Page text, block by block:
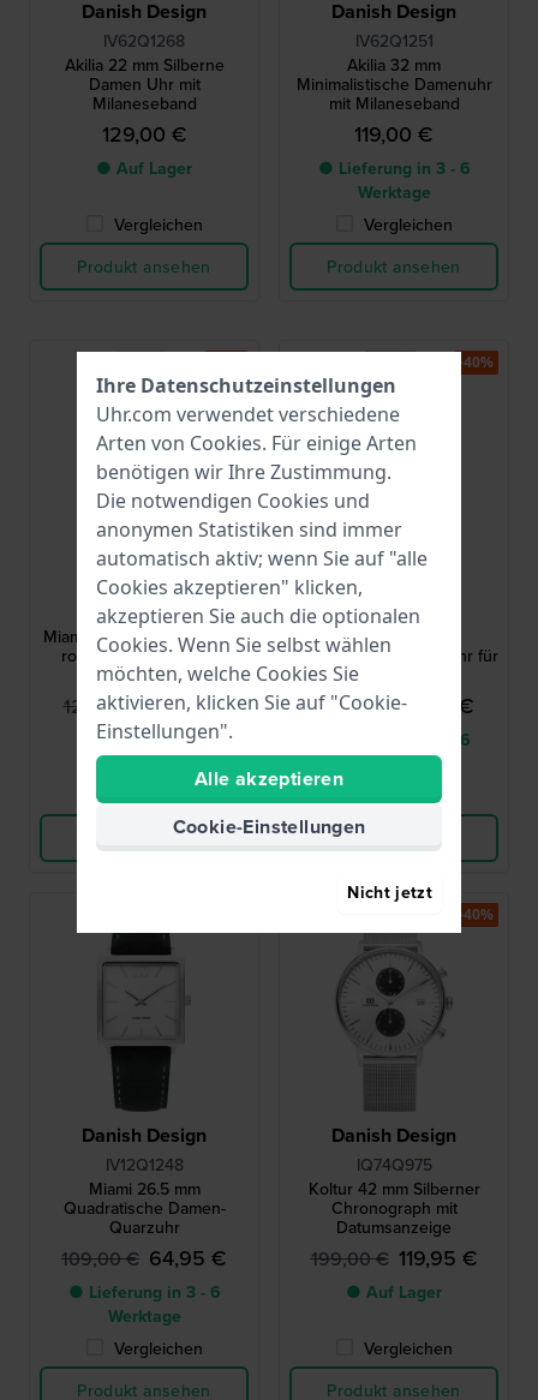
Danish Design
IV62Q1268
Akilia 22 mm Silberne
Damen Uhr mit
Milaneseband
129,00 €
● Auf Lager
Vergleichen
Produkt ansehen
Danish Design
IV62Q1251
Akilia 32 mm
Minimalistische Damenuhr
mit Milaneseband
119,00 €
● Lieferung in 3 - 6
Werktage
Vergleichen
Produkt ansehen
Danish Design
IV67Q1248
Miami 26.5 mm Zweifarbige
rosa Damen Quarzuhr
129,00 € 74,95 €
● Auf Lager
Produkt ansehen
Danish Design
IV68Q1248
Miami 26.5 mm
Quadratische Designuhr für
119,00 € 69,95 €
● Lieferung in 3 - 6
Werktage
Vergleichen
Produkt ansehen
-40%
Danish Design
IV12Q1248
Miami 26.5 mm
Quadratische Damen-
Quarzuhr
109,00 € 64,95 €
● Lieferung in 3 - 6
Werktage
Vergleichen
Produkt ansehen
Danish Design
IQ74Q975
Koltur 42 mm Silberner
Chronograph mit
Datumsanzeige
199,00 € 119,95 €
● Auf Lager
Vergleichen
Produkt ansehen
-40%
Ihre Datenschutzeinstellungen
Uhr.com verwendet verschiedene
Arten von Cookies. Für einige Arten
benötigen wir Ihre Zustimmung.
Die notwendigen Cookies und
anonymen Statistiken sind immer
automatisch aktiv; wenn Sie auf "alle
Cookies akzeptieren" klicken,
akzeptieren Sie auch die optionalen
Cookies. Wenn Sie selbst wählen
möchten, welche Cookies Sie
aktivieren, klicken Sie auf "Cookie-
Einstellungen".
Alle akzeptieren
Cookie-Einstellungen
Nicht jetzt